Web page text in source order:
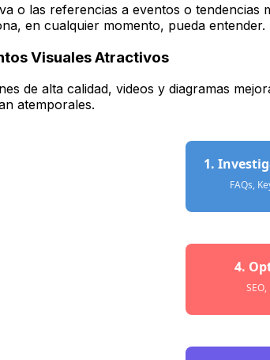
o las referencias a eventos o
en cualquier momento, pueda entender.
Visuales Atractivos
de alta calidad, videos y diagramas
atemporales.
1.
FAQs,
4.